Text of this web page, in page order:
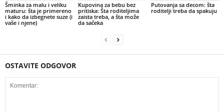
Šminka za malu i veliku
maturu: šta je primereno
i kako da izbegnete suze (i
vaše i njene)
Kupovina za bebu bez
pritiska: Šta roditeljima
zaista treba, a šta može
da sačeka
Putovanja sa decom: šta
roditelji treba da spakuju
OSTAVITE ODGOVOR